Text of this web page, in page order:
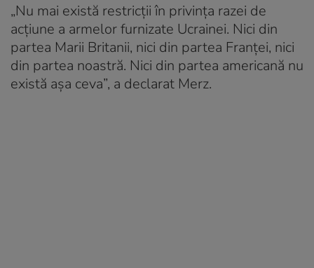
„Nu mai există restricții în privința razei de
acțiune a armelor furnizate Ucrainei. Nici din
partea Marii Britanii, nici din partea Franței, nici
din partea noastră. Nici din partea americană nu
există așa ceva”, a declarat Merz.